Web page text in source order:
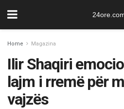
Home Magazina
Ilir Shaqiri
lajm i rremë për
vajzës